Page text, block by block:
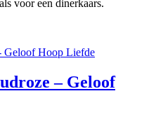
voor een dinerkaars.
– Geloof